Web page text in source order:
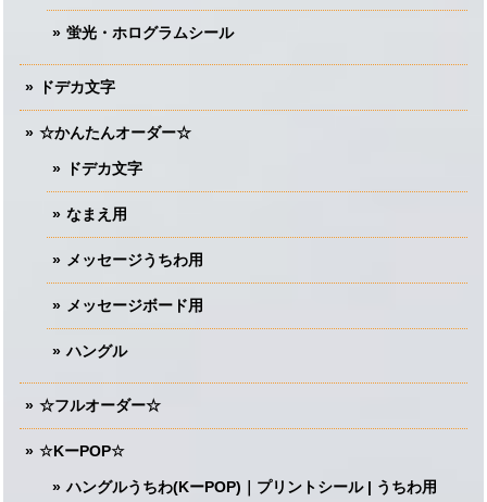
蛍光・ホログラムシール
ドデカ文字
☆かんたんオーダー☆
ドデカ文字
なまえ用
メッセージうちわ用
メッセージボード用
ハングル
☆フルオーダー☆
☆KーPOP☆
ハングルうちわ(KーPOP)｜プリントシール | うちわ用